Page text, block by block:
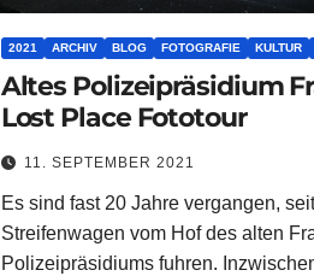
2021 ARCHIV BLOG FOTOGRAFIE KULTUR
Altes Polizeipräsidium
Lost Place Fototour
11. SEPTEMBER 2021
Es sind fast 20 Jahre vergangen,
Streifenwagen vom Hof des alten
Polizeipräsidiums fuhren.